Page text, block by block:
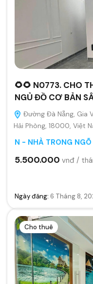
🌻🌻 N0773. CHO
NGỦ ĐỒ CƠ BẢN
Đường Đà Nẵng, Gia
Hải Phòng, 18000, Việt
N - NHÀ TRONG NGÕ
5.500.000 vnđ /
Ngày đăng: 6 Tháng 8,
Cho thuê